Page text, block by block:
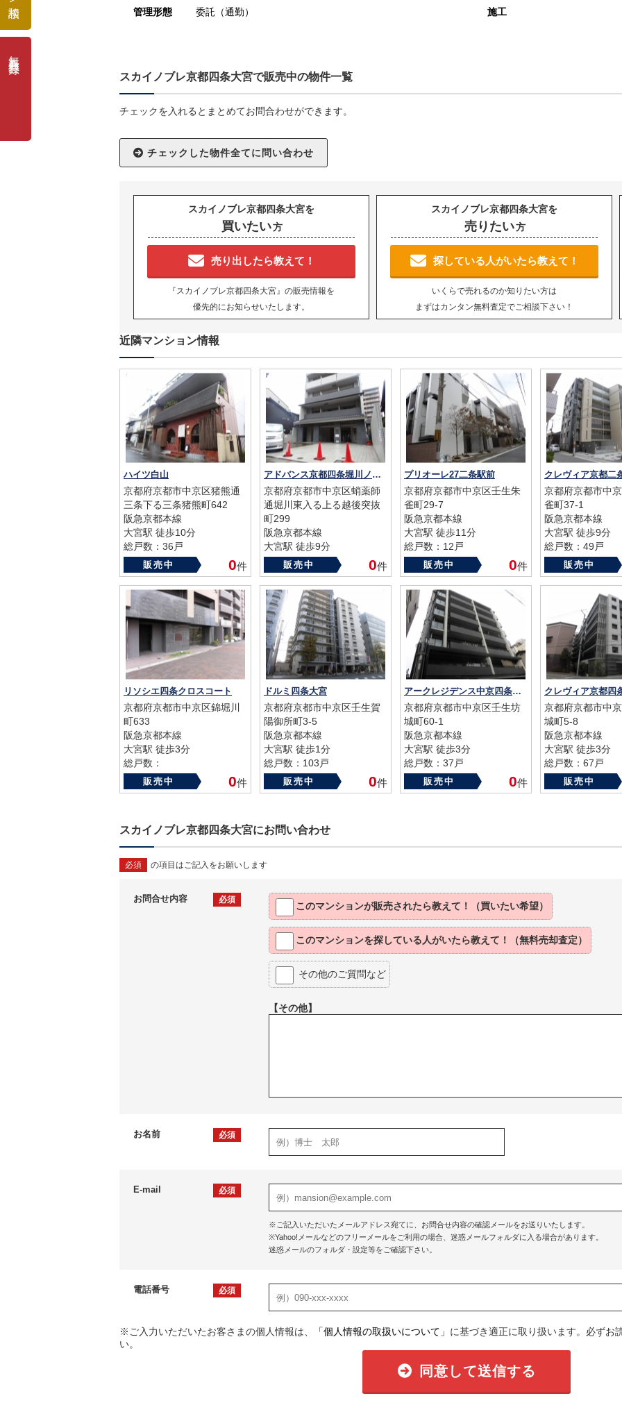
管理形態 委託（通勤） 施工
スカイノブレ京都四条大宮で販売中の物件一覧
チェックを入れるとまとめてお問合わせができます。
スカイノブレ京都四条大宮を
買いたい方
売り出したら教えて！
『スカイノブレ京都四条大宮』の販売情報を
優先的にお知らせいたします。
スカイノブレ京都四条大宮を
売りたい方
探している人がいたら教えて！
いくらで売れるのか知りたい方は
まずはカンタン無料査定でご相談下さい！
近隣マンション情報
ハイツ白山
京都府京都市中京区猪熊通
三条下る三条猪熊町642
阪急京都本線
大宮駅 徒歩10分
総戸数：36戸
築年数：1981年
販売中 0件
アドバンス京都四条堀川ノーブル
京都府京都市中京区蛸薬師
通堀川東入る上る越後突抜
町299
阪急京都本線
大宮駅 徒歩9分
総戸数：41戸
築年数：2011年
販売中 0件
プリオーレ27二条駅前
京都府京都市中京区壬生朱
雀町29-7
阪急京都本線
大宮駅 徒歩11分
総戸数：12戸
築年数：2005年
販売中 0件
クレヴィア京都二
京都府京都市中
雀町37-1
阪急京都本線
大宮駅 徒歩9分
総戸数：49戸
築年数：2015年
販売中
リソシエ四条クロスコート
京都府京都市中京区錦堀川
町633
阪急京都本線
大宮駅 徒歩3分
総戸数：
築年数：2014年
販売中 0件
ドルミ四条大宮
京都府京都市中京区壬生賀
陽御所町3-5
阪急京都本線
大宮駅 徒歩1分
総戸数：103戸
築年数：1982年
販売中 0件
アークレジデンス中京四条大宮
京都府京都市中京区壬生坊
城町60-1
阪急京都本線
大宮駅 徒歩3分
総戸数：37戸
築年数：2014年
販売中 0件
クレヴィア京都四
京都府京都市中
城町5-8
阪急京都本線
大宮駅 徒歩3分
総戸数：67戸
築年数：2015年
販売中
スカイノブレ京都四条大宮にお問い合わせ
必須 の項目はご記入をお願いします
お問合せ内容 必須
このマンションが販売されたら教えて！（買いたい希望）
このマンションを探している人がいたら教えて！（無料売却査定）
その他のご質問など
【その他】
お名前 必須
E-mail 必須
※ご記入いただいたメールアドレス宛てに、お問合せ内容の確認メールをお送りいたします。
※Yahoo!メールなどのフリーメールをご利用の場合、迷惑メールフォルダに入る場合があります。
迷惑メールのフォルダ・設定等をご確認下さい。
電話番号 必須
※ご入力いただいたお客さまの個人情報は、 「個人情報の取扱いについて」 に基づき適正に取り扱います。必ずお
い。
同意して送信する